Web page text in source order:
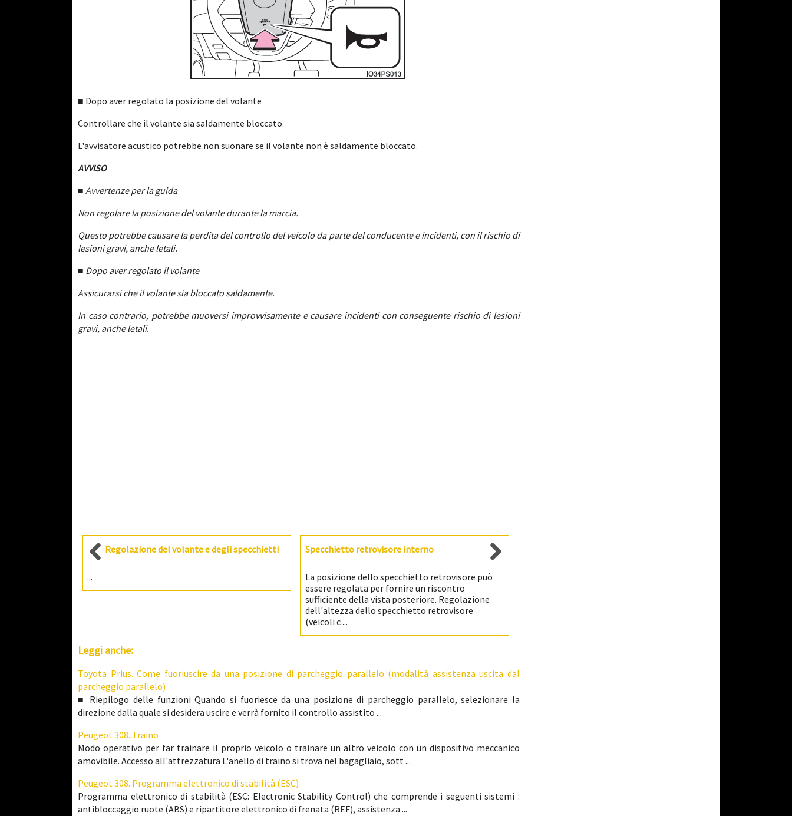
■ Dopo aver regolato la posizione del volante
Controllare che il volante sia saldamente bloccato.
L'avvisatore acustico potrebbe non suonare se il volante non è saldamente bloccato.
AVVISO
■ Avvertenze per la guida
Non regolare la posizione del volante durante la marcia.
Questo potrebbe causare la perdita del controllo del veicolo da parte del conducente e incidenti, con il rischio di
lesioni gravi, anche letali.
■ Dopo aver regolato il volante
Assicurarsi che il volante sia bloccato saldamente.
In caso contrario, potrebbe muoversi improvvisamente e causare incidenti con conseguente rischio di lesioni
gravi, anche letali.
Regolazione del volante e degli specchietti
...
Specchietto retrovisore interno
La posizione dello specchietto retrovisore può
essere regolata per fornire un riscontro
sufficiente della vista posteriore. Regolazione
dell'altezza dello specchietto retrovisore
(veicoli c ...
Leggi anche:
Toyota Prius. Come fuoriuscire da una posizione di parcheggio parallelo (modalità assistenza uscita dal
parcheggio parallelo)
■ Riepilogo delle funzioni Quando si fuoriesce da una posizione di parcheggio parallelo, selezionare la
direzione dalla quale si desidera uscire e verrà fornito il controllo assistito ...
Peugeot 308. Traino
Modo operativo per far trainare il proprio veicolo o trainare un altro veicolo con un dispositivo meccanico
amovibile. Accesso all'attrezzatura L'anello di traino si trova nel bagagliaio, sott ...
Peugeot 308. Programma elettronico di stabilità (ESC)
Programma elettronico di stabilità (ESC: Electronic Stability Control) che comprende i seguenti sistemi :
antibloccaggio ruote (ABS) e ripartitore elettronico di frenata (REF), assistenza ...